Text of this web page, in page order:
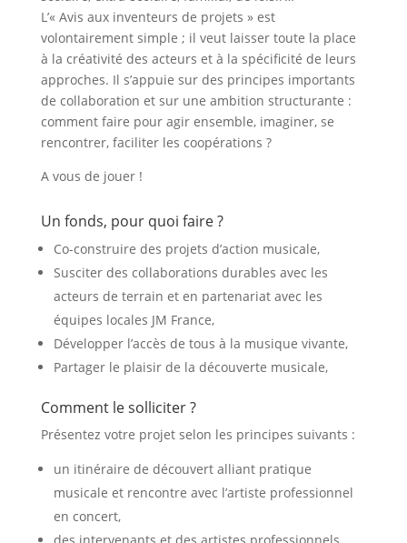
L’« Avis aux inventeurs de projets » est
volontairement simple ; il veut laisser toute la place
à la créativité des acteurs et à la spécificité de leurs
approches. Il s’appuie sur des principes importants
de collaboration et sur une ambition structurante :
comment faire pour agir ensemble, imaginer, se
rencontrer, faciliter les coopérations ?
A vous de jouer !
Un fonds, pour quoi faire ?
Co-construire des projets d’action musicale,
Susciter des collaborations durables avec les
acteurs de terrain et en partenariat avec les
équipes locales JM France,
Développer l’accès de tous à la musique vivante,
Partager le plaisir de la découverte musicale,
Comment le solliciter ?
Présentez votre projet selon les principes suivants :
un itinéraire de découvert alliant pratique
musicale et rencontre avec l’artiste professionnel
en concert,